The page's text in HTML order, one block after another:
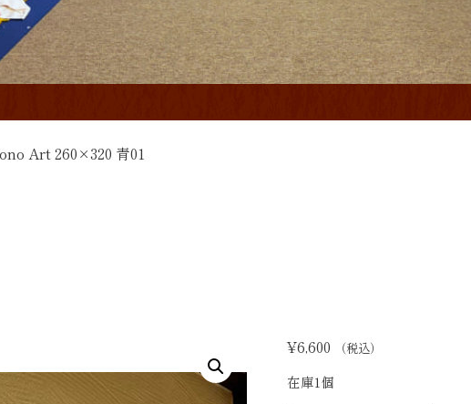
Art 260×320 青01
¥6,600 （税込）
在庫1個